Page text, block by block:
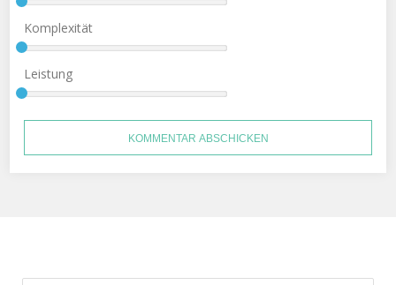
Komplexität
Leistung